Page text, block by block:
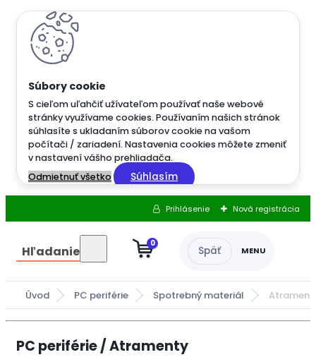
S cieľom uľahčiť užívateľom používať naše webové
stránky využívame cookies. Používaním našich stránok
súhlasíte s ukladaním súborov cookie na vašom
počítači / zariadení. Nastavenia cookies môžete zmeniť
v nastavení vášho prehliadača.
Odmietnuť všetko
Súhlasím
Prihlásenie Nová registrácia
Hľadanie 0
Úvod PC periférie Spotrebný materiál
PC periférie / Atramenty